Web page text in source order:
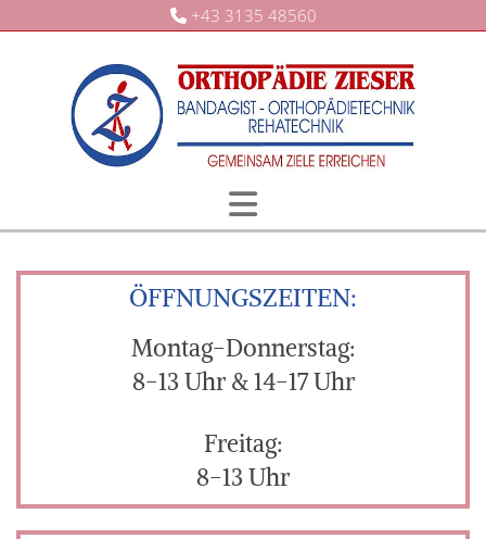
 +43 3135 48560
ÖFFNUNGSZEITEN:
Montag-Donnerstag:
8-13 Uhr & 14-17 Uhr
Freitag:
8-13 Uhr